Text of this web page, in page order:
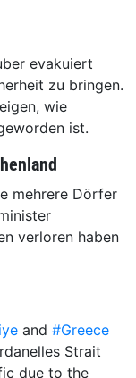
evakuiert
zu bringen.
wie
ist.
mehrere Dörfer
verloren haben
and #Greece
Strait
due to the